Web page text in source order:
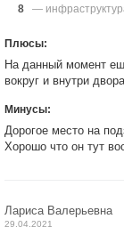
8
—
Плюсы:
На данный момент
вокруг и внутри
Минусы:
Дорогое место на
Хорошо что он тут
Лариса Валерьевна
29.04.2021